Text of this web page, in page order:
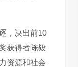
，决出前10
获得者陈毅
资源和社会